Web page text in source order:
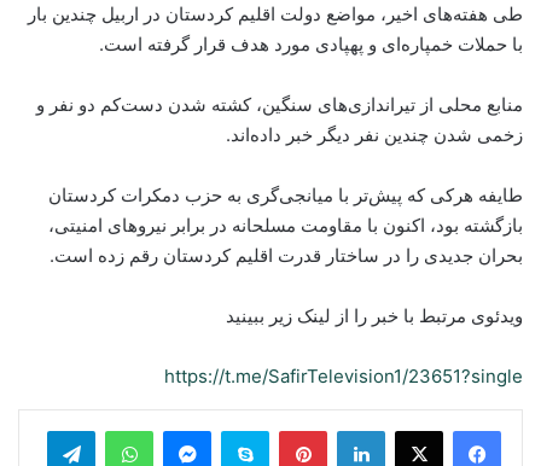
طی هفته‌های اخیر، مواضع دولت اقلیم کردستان در اربیل چندین بار
با حملات خمپاره‌ای و پهپادی مورد هدف قرار گرفته است.
منابع محلی از تیراندازی‌های سنگین، کشته شدن دست‌کم دو نفر و
زخمی شدن چندین نفر دیگر خبر داده‌اند.
طایفه هرکی که پیش‌تر با میانجی‌گری به حزب دمکرات کردستان
بازگشته بود، اکنون با مقاومت مسلحانه در برابر نیروهای امنیتی،
بحران جدیدی را در ساختار قدرت اقلیم کردستان رقم زده است.
ویدئوی مرتبط با خبر را از لینک زیر ببینید
https://t.me/SafirTelevision1/23651?single
LinkedIn
Pinterest
Skype
Messenger
WhatsApp